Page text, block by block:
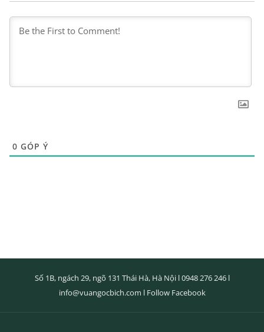
0 GÓP Ý
Số 1B, ngách 29, ngõ 131 Thái Hà, Hà Nội l0948 276 246l
info@vuangocbich.com l Follow Facebook